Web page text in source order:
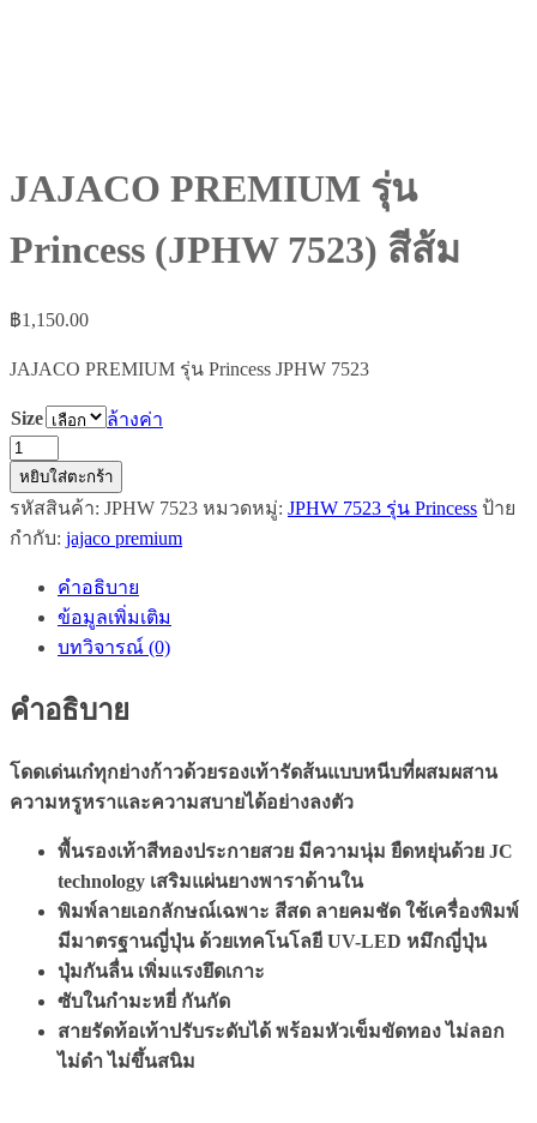
JAJACO PREMIUM รุ่น
Princess (JPHW 7523) สีส้ม
฿1,150.00
JAJACO PREMIUM รุ่น Princess JPHW 7523
Size
ล้างค่า
จำนวน
JAJACO
PREMIUM
Princess
7523)
หยิบใส่ตะกร้า
รหัสสินค้า: JPHW 7523 หมวดหมู่: JPHW 7523 รุ่น Princess ป้าย
กำกับ: jajaco premium
คำอธิบาย
ข้อมูลเพิ่มเติม
บทวิจารณ์ (0)
คำอธิบาย
โดดเด่นเก๋ทุกย่างก้าวด้วยรองเท้ารัดส้นแบบหนีบที่ผสมผสาน
ความหรูหราและความสบายได้อย่างลงตัว
พื้นรองเท้าสีทองประกายสวย มีความนุ่ม ยืดหยุ่นด้วย JC
technology เสริมแผ่นยางพาราด้านใน
พิมพ์ลายเอกลักษณ์เฉพาะ สีสด ลายคมชัด ใช้เครื่องพิมพ์
มีมาตรฐานญี่ปุ่น ด้วยเทคโนโลยี UV-LED หมึกญี่ปุ่น
ปุ่มกันลื่น เพิ่มแรงยึดเกาะ
ซับในกำมะหยี่ กันกัด
สายรัดท้อเท้าปรับระดับได้ พร้อมหัวเข็มขัดทอง ไม่ลอก
ไม่ดำ ไม่ขึ้นสนิม